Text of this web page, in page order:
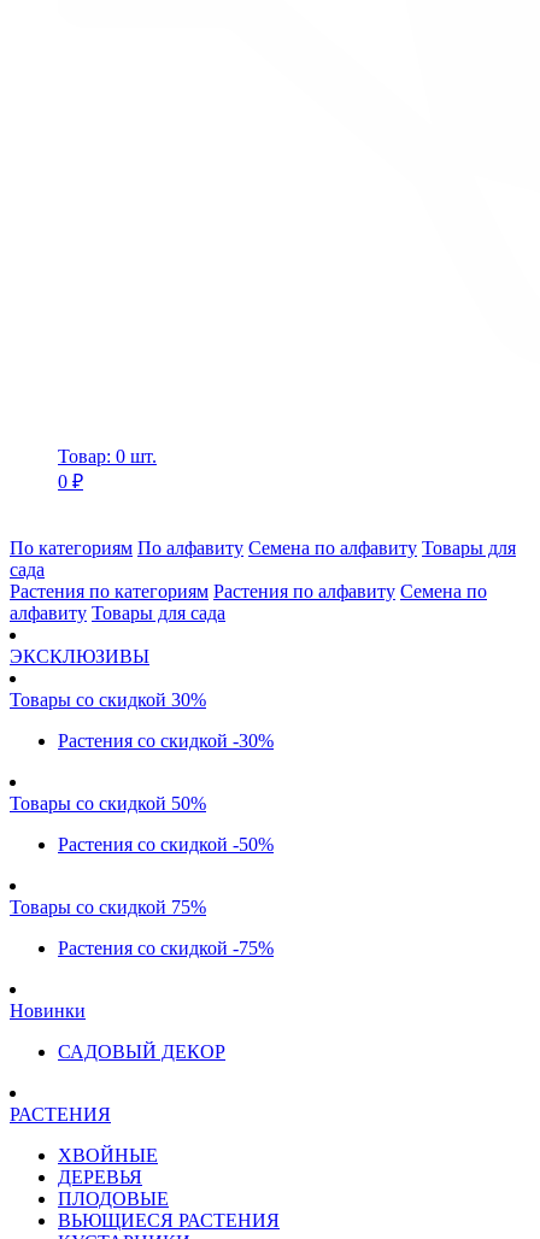
Товар: 0 шт.
0 ₽
По категориям По алфавиту Семена по алфавиту Товары для
сада
Растения по категориям Растения по алфавиту Семена по
алфавиту Товары для сада
ЭКСКЛЮЗИВЫ
Товары со скидкой 30%
Растения со скидкой -30%
Товары со скидкой 50%
Растения со скидкой -50%
Товары со скидкой 75%
Растения со скидкой -75%
Новинки
САДОВЫЙ ДЕКОР
РАСТЕНИЯ
ХВОЙНЫЕ
ДЕРЕВЬЯ
ПЛОДОВЫЕ
ВЬЮЩИЕСЯ РАСТЕНИЯ